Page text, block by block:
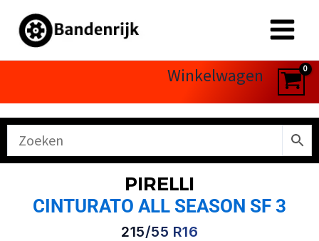
naar
Winkelwagen
PIRELLI
CINTURATO ALL SEASON SF 3
215/55 R16